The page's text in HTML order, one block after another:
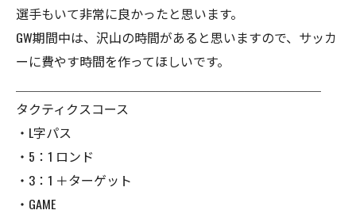
選手もいて非常に良かったと思います。
GW期間中は、沢山の時間があると思いますので、サッカ
ーに費やす時間を作ってほしいです。
タクティクスコース
・L字パス
・5：1 ロンド
・3：1 ＋ターゲット
・GAME